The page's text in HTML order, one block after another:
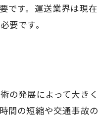
です。運送業界は現
要です。
の発展によって大き
間の短縮や交通事故